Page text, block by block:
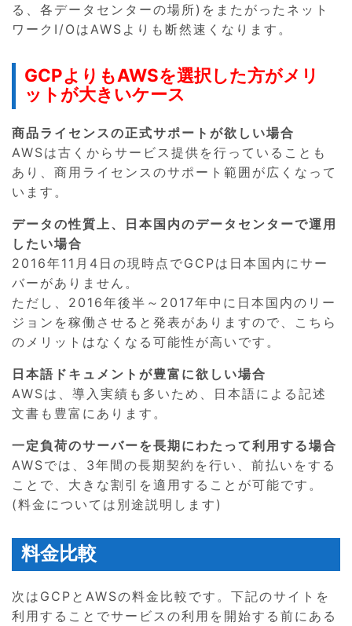
る、各データセンターの場所)をまたがったネット
ワークI/OはAWSよりも断然速くなります。
GCPよりもAWSを選択した方がメリ
ットが大きいケース
商品ライセンスの正式サポートが欲しい場合
AWSは古くからサービス提供を行っていることも
あり、商用ライセンスのサポート範囲が広くなって
います。
データの性質上、日本国内のデータセンターで運用
したい場合
2016年11月4日の現時点でGCPは日本国内にサー
バーがありません。
ただし、2016年後半～2017年中に日本国内のリー
ジョンを稼働させると発表がありますので、こちら
のメリットはなくなる可能性が高いです。
日本語ドキュメントが豊富に欲しい場合
AWSは、導入実績も多いため、日本語による記述
文書も豊富にあります。
一定負荷のサーバーを長期にわたって利用する場合
AWSでは、3年間の長期契約を行い、前払いをする
ことで、大きな割引を適用することが可能です。
(料金については別途説明します)
料金比較
次はGCPとAWSの料金比較です。下記のサイトを
利用することでサービスの利用を開始する前にある